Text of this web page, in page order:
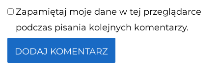
Zapamiętaj moje dane w tej przeglądarce
podczas pisania kolejnych komentarzy.